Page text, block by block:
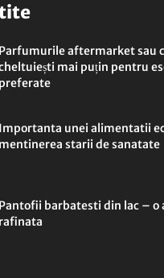
Parfumurile aftermarket sau
mai puțin pentru
preferate
Importanta unei alimentatii
mentinerea starii de sanatate
Pantofii barbatesti din lac – o
rafinata